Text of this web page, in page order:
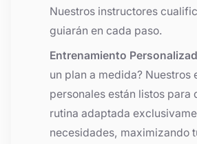
Nuestros instructores
guiarán en cada paso.
Entrenamiento
un plan a medida? Nuestros
personales están listos para
rutina adaptada
necesidades, maximizando